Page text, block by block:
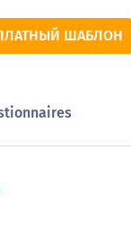
роль ИТ.ШАБЛОН